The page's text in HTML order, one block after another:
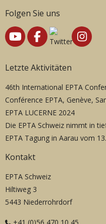
Folgen Sie uns
Letzte Aktivitäten
46th International EPTA
Conférence EPTA, Genève,
EPTA LUCERNE 2024
Die EPTA Schweiz nimmt in
EPTA Tagung in Aarau vom
Kontakt
EPTA Schweiz
Hiltiweg 3
5443 Niederrohrdorf